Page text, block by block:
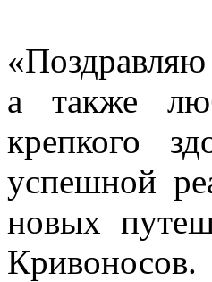
«Поздравляю
а также
крепкого
успешной
новых
Кривоносов.